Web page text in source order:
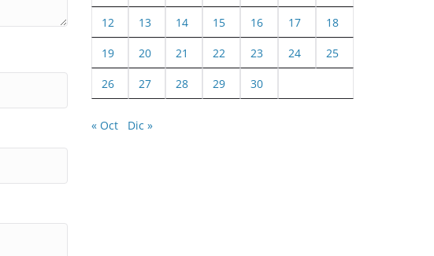
12 13 14 15 16 17 18
19 20 21 22 23 24 25
26 27 28 29 30
« Oct Dic »